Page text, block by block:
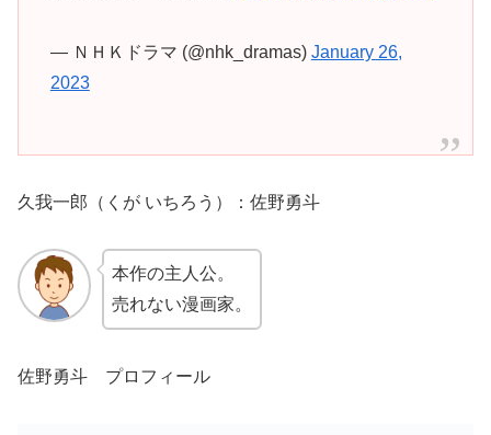
— ＮＨＫドラマ (@nhk_dramas) January 26,
2023
久我一郎（くが いちろう）：佐野勇斗
本作の主人公。
売れない漫画家。
佐野勇斗 プロフィール